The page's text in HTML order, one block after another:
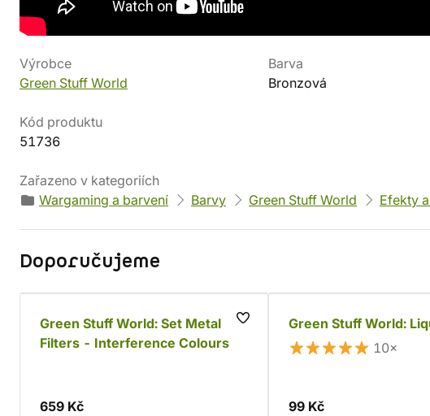
Detaily produktu
Výrobce
Green Stuff World
Barva
Bronzová
Kód produktu
51736
Zařazeno v kategoriích
Wargaming a barvení
Barvy Green Stuff World Efekty
Doporučujeme
Green Stuff World: Set Metal
Filters - Interference Colours
659 Kč
Green Stuff World:
10×
99 Kč